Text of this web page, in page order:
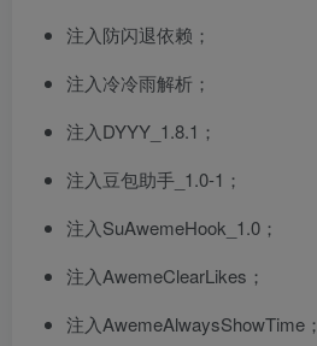
注入防闪退依赖；
注入冷冷雨解析；
注入DYYY_1.8.1；
注入豆包助手_1.0-1；
注入SuAwemeHook_1.0；
注入AwemeClearLikes；
注入AwemeAlwaysShowTime；